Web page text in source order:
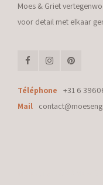
Moes & Griet
voor detail met elkaar
Téléphone
+31 6
Mail